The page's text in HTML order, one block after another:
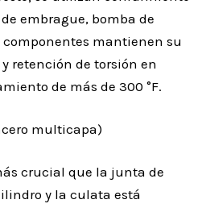
embrague, bomba de
componentes mantienen su
retención de torsión en
de más de 300 °F.
multicapa)
crucial que la junta de
y la culata está